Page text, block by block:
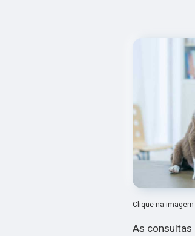
Clique na
As consultas